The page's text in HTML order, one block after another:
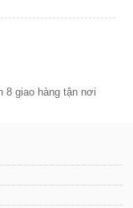
8 giao hàng tận nơi